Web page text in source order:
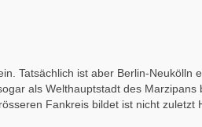
Tatsächlich ist aber Berlin-Neukölln
als Welthauptstadt des Marzipans
Fankreis bildet ist nicht zuletzt